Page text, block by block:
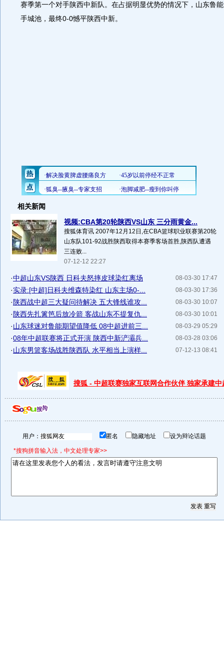
赛季第一个对手陕西中新队。在占据明显优势的情况下，山东鲁
手城池，最终0-0憾平陕西中新。
相关新闻
视频:CBA第20轮陕西VS山东 三分雨黄金...
搜狐体育讯 2007年12月12日,在CBA篮球职业联赛第20轮
山东队101-92战胜陕西取得本赛季客场首胜,陕西队遭遇
三连败...
07-12-12 22:27
08-03-30 17:47
·中超山东VS陕西 日科夫怒摔皮球染红离场
08-03-30 17:36
·实录:[中超]日科夫维森特染红 山东主场0-...
08-03-30 10:07
· 陕西战中超三大疑问待解决 五大锋线谁攻...
08-03-30 10:01
· 陕西先扎篱笆后放冷箭 客战山东不提复仇...
08-03-29 05:29
·山东球迷对鲁能期望值降低 08中超进前三...
08-03-28 03:06
·08年中超联赛将正式开演 陕西中新浐灞兵...
07-12-13 08:41
·山东男篮客场战胜陕西队 水平相当上演样...
搜狐 - 中超联赛独家互联网合作伙伴 独家承建中
用户： 匿名 隐藏地址 设为辩论话题
*搜狗拼音输入法，中文处理专家>>